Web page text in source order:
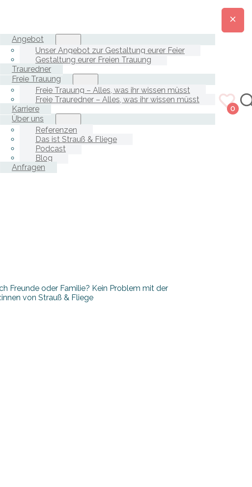
Angebot
Unser Angebot zur Gestaltung eurer Feier
Gestaltung eurer Freien Trauung
Trauredner
Freie Trauung
Freie Trauung – Alles, was ihr wissen müsst
Freie Trauredner – Alles, was ihr wissen müsst
Karriere
Über uns
Referenzen
Das ist Strauß & Fliege
Podcast
Blog
Anfragen
0